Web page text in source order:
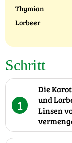
Thymian
Lorbeer
Schritt
1
Die
und
Linsen